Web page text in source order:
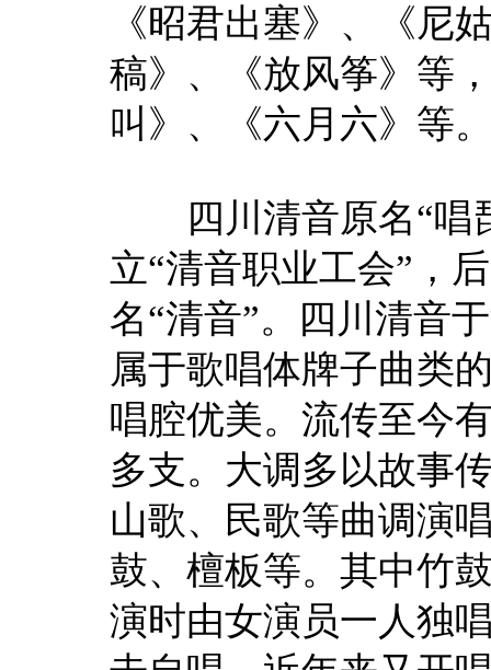
《昭君出塞》、《尼
稿》、《放风筝》等
叫》、《六月六》等
四川清音原名“唱琵
立“清音职业工会”，
名“清音”。四川清音
属于歌唱体牌子曲类
唱腔优美。流传至今
多支。大调多以故事
山歌、民歌等曲调演
鼓、檀板等。其中竹
演时由女演员一人独